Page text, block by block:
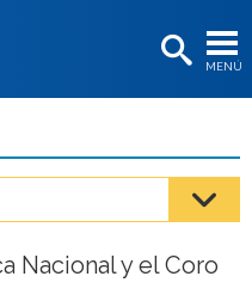
MENÚ
os
Nacional y el Coro